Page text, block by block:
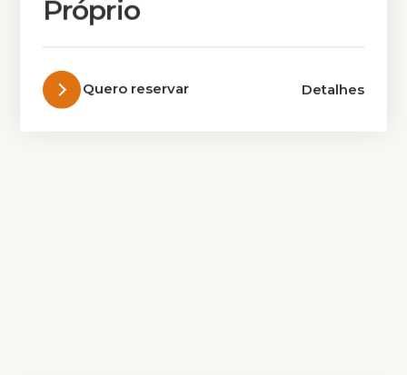
Próprio
Quero reservar Detalhes